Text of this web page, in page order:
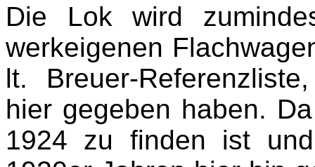
Die Lok wird
werkeigenen
lt. Breuer-
hier gegeben haben.
1924 zu finden ist